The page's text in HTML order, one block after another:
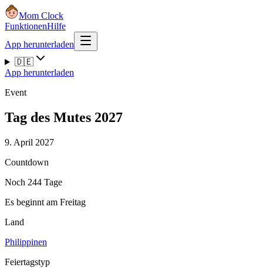
Mom Clock
FunktionenHilfe
App herunterladen
🇩🇪
App herunterladen
Event
Tag des Mutes 2027
9. April 2027
Countdown
Noch 244 Tage
Es beginnt am Freitag
Land
Philippinen
Feiertagstyp